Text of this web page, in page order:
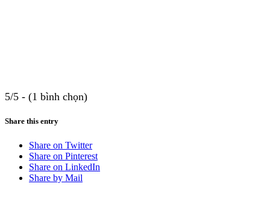
5/5 - (1 bình chọn)
Share this entry
Share on Twitter
Share on Pinterest
Share on LinkedIn
Share by Mail